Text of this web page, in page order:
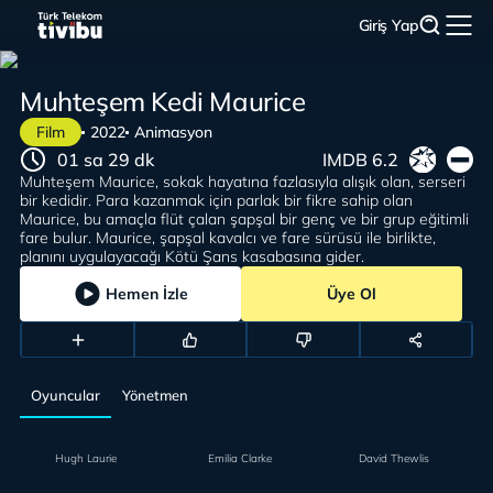
Giriş Yap
Film 2022 Animasyon
Muhteşem Kedi Maurice
Muhteşem Maurice, sokak hayatına fazlasıyla alışık olan, serseri
bir kedidir. Para kazanmak için parlak bir fikre sahip olan
Maurice, bu amaçla flüt çalan şapşal bir genç ve bir grup eğitimli
fare bulur. Maurice, şapşal kavalcı ve fare sürüsü ile birlikte,
planını uygulayacağı Kötü Şans kasabasına gider.
01 sa 29 dk IMDB 6.2
Hemen İzle Üye Ol
Oyuncular Yönetmen
Hugh Laurie Emilia Clarke David Thewlis